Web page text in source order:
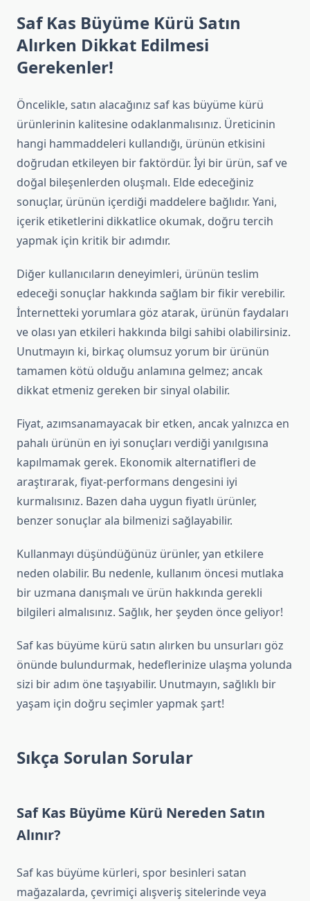
Saf Kas Büyüme Kürü Satın
Alırken Dikkat Edilmesi
Gerekenler!
Öncelikle, satın alacağınız saf kas büyüme kürü
ürünlerinin kalitesine odaklanmalısınız. Üreticinin
hangi hammaddeleri kullandığı, ürünün etkisini
doğrudan etkileyen bir faktördür. İyi bir ürün, saf ve
doğal bileşenlerden oluşmalı. Elde edeceğiniz
sonuçlar, ürünün içerdiği maddelere bağlıdır. Yani,
içerik etiketlerini dikkatlice okumak, doğru tercih
yapmak için kritik bir adımdır.
Diğer kullanıcıların deneyimleri, ürünün teslim
edeceği sonuçlar hakkında sağlam bir fikir verebilir.
İnternetteki yorumlara göz atarak, ürünün faydaları
ve olası yan etkileri hakkında bilgi sahibi olabilirsiniz.
Unutmayın ki, birkaç olumsuz yorum bir ürünün
tamamen kötü olduğu anlamına gelmez; ancak
dikkat etmeniz gereken bir sinyal olabilir.
Fiyat, azımsanamayacak bir etken, ancak yalnızca en
pahalı ürünün en iyi sonuçları verdiği yanılgısına
kapılmamak gerek. Ekonomik alternatifleri de
araştırarak, fiyat-performans dengesini iyi
kurmalısınız. Bazen daha uygun fiyatlı ürünler,
benzer sonuçlar ala bilmenizi sağlayabilir.
Kullanmayı düşündüğünüz ürünler, yan etkilere
neden olabilir. Bu nedenle, kullanım öncesi mutlaka
bir uzmana danışmalı ve ürün hakkında gerekli
bilgileri almalısınız. Sağlık, her şeyden önce geliyor!
Saf kas büyüme kürü satın alırken bu unsurları göz
önünde bulundurmak, hedeflerinize ulaşma yolunda
sizi bir adım öne taşıyabilir. Unutmayın, sağlıklı bir
yaşam için doğru seçimler yapmak şart!
Sıkça Sorulan Sorular
Saf Kas Büyüme Kürü Nereden Satın
Alınır?
Saf kas büyüme kürleri, spor besinleri satan
mağazalarda, çevrimiçi alışveriş sitelerinde veya